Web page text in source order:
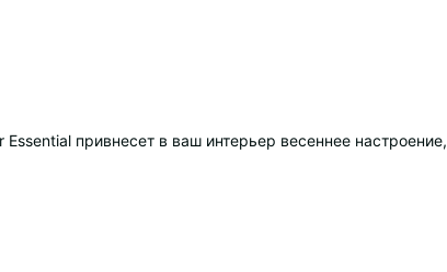
привнесет в ваш интерьер весеннее настроение,